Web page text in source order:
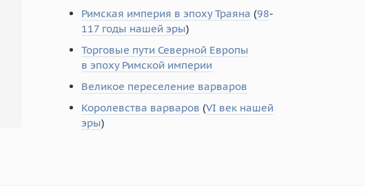
Римская империя в эпоху Траяна (98-
117 годы нашей эры)
Торговые пути Северной Европы
в эпоху Римской империи
Великое переселение варваров
Королевства варваров (VI век нашей
эры)